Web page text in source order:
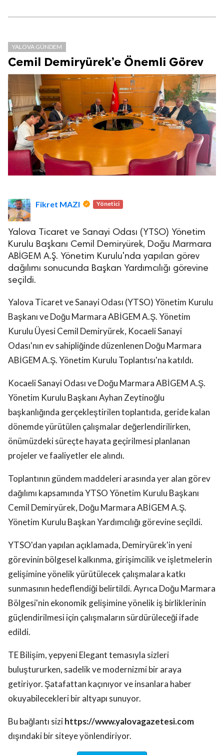
YALOVA GÜNDEM
Cemil Demiryürek’e Önemli Görev
Fikret MAZI Yönetici
Yalova Ticaret ve Sanayi Odası (YTSO) Yönetim
Kurulu Başkanı Cemil Demiryürek, Doğu Marmara
ABİGEM A.Ş. Yönetim Kurulu'nda yapılan görev
dağılımı sonucunda Başkan Yardımcılığı görevine
seçildi.
Yalova Ticaret ve Sanayi Odası (YTSO) Yönetim Kurulu
Başkanı ve Doğu Marmara ABİGEM A.Ş. Yönetim
Kurulu Üyesi Cemil Demiryürek, Kocaeli Sanayi
Odası'nın ev sahipliğinde düzenlenen Doğu Marmara
ABİGEM A.Ş. Yönetim Kurulu Toplantısı'na katıldı.
Kocaeli Sanayi Odası ve Doğu Marmara ABİGEM A.Ş.
Yönetim Kurulu Başkanı Ayhan Zeytinoğlu
başkanlığında gerçekleştirilen toplantıda, geride kalan
dönemde yürütülen çalışmalar değerlendirilirken,
önümüzdeki süreçte hayata geçirilmesi planlanan
projeler ve faaliyetler ele alındı.
Toplantının gündem maddeleri arasında yer alan görev
dağılımı kapsamında YTSO Yönetim Kurulu Başkanı
Cemil Demiryürek, Doğu Marmara ABİGEM A.Ş.
Yönetim Kurulu Başkan Yardımcılığı görevine seçildi.
YTSO'dan yapılan açıklamada, Demiryürek'in yeni
görevinin bölgesel kalkınma, girişimcilik ve işletmelerin
gelişimine yönelik yürütülecek çalışmalara katkı
sunmasının hedeflendiği belirtildi. Ayrıca Doğu Marmara
Bölgesi'nin ekonomik gelişimine yönelik iş birliklerinin
güçlendirilmesi için çalışmaların sürdürüleceği ifade
edildi.
TE Bilişim, yepyeni Elegant temasıyla sizleri
buluştururken, sadelik ve modernizmi bir araya
getiriyor. Şatafattan kaçınıyor ve insanlara haber
okuyabilecekleri bir altyapı sunuyor.
Bu bağlantı sizihttps://www.yalovagazetesi.com
dışındaki bir siteye yönlendiriyor.